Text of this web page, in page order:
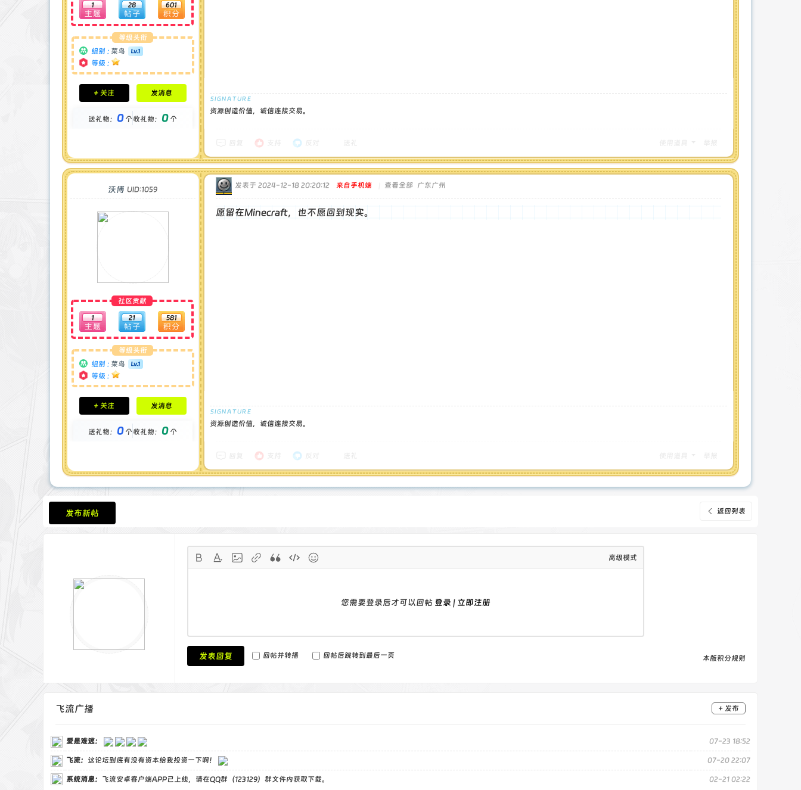
1 28 601
等级头衔
组别 : 菜鸟
等级 :
积分成就
钻石 : 0 颗
金币 : 0 枚
+ 关注 发消息
送礼物： 0个收礼物： 0个
资源创造价值，诚信连接交易。
沃博 UID:1059
社区贡献
1 21 581
等级头衔
组别 : 菜鸟
等级 :
积分成就
钻石 : 0 颗
金币 : 0 枚
+ 关注 发消息
送礼物： 0个收礼物： 0个
发表于 2024-12-18 20:20:12 来自手机端 查看全部 广东广州
愿留在Minecraft，也不愿回到现实。
资源创造价值，诚信连接交易。
返回列表
发布新帖
高级模式
您需要登录后才可以回帖 登录 | 立即注册
发表回复 回帖并转播 回帖后跳转到最后一页 本版积分规则
飞流广播 + 发布
爱是难逃： 07-23 18:52
飞流： 这论坛到底有没有资本给我投资一下啊！ 07-20 22:07
系统消息： 飞流安卓客户端APP已上线，请在QQ群（123129）群文件内获取下载。 02-21 02:22